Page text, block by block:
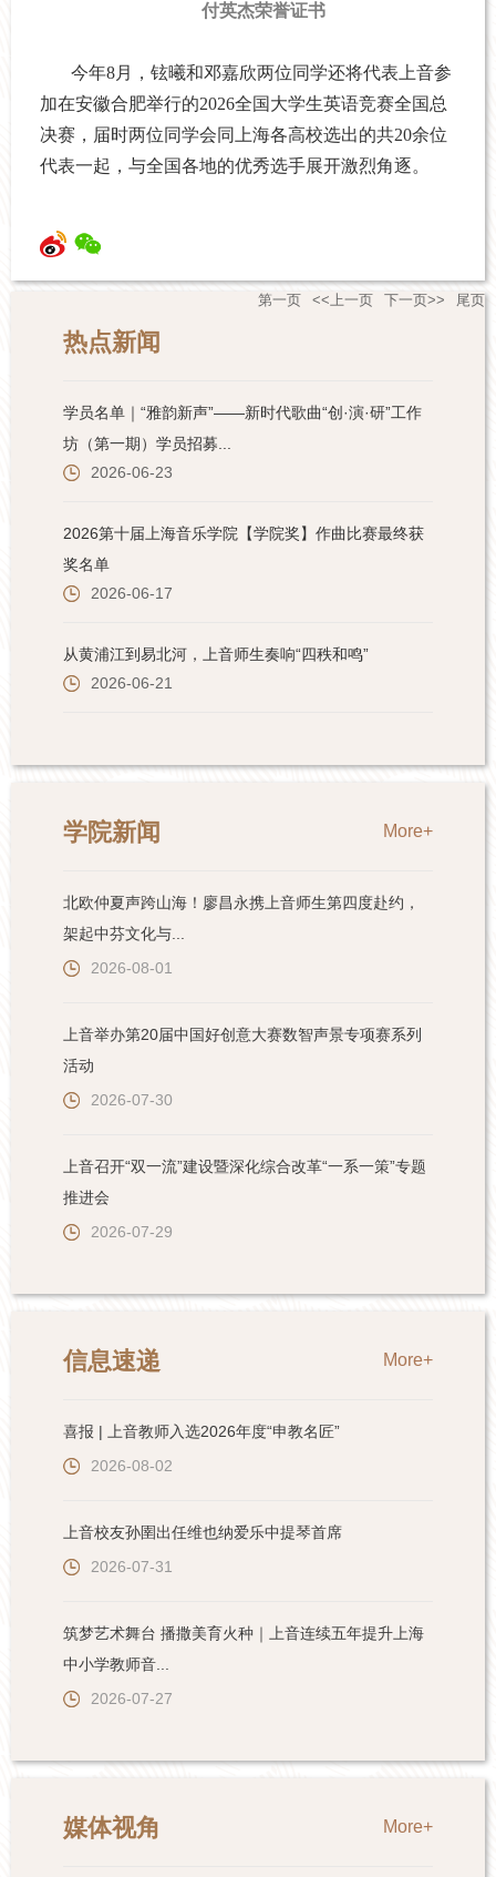
付英杰荣誉证书
今年8月，铉曦和邓嘉欣两位同学还将代表上音参
加在安徽合肥举行的2026全国大学生英语竞赛全国总
决赛，届时两位同学会同上海各高校选出的共20余位
代表一起，与全国各地的优秀选手展开激烈角逐。
第一页 <<上一页 下一页>> 尾页
热点新闻
学院新闻 More+
北欧仲夏声跨山海！廖昌永携上音师生第四度赴约，
架起中芬文化与...
2026-08-01
上音举办第20届中国好创意大赛数智声景专项赛系列
活动
2026-07-30
上音召开“双一流”建设暨深化综合改革“一系一策”专题
推进会
2026-07-29
信息速递 More+
喜报 | 上音教师入选2026年度“申教名匠”
2026-08-02
上音校友孙圉出任维也纳爱乐中提琴首席
2026-07-31
筑梦艺术舞台 播撒美育火种｜上音连续五年提升上海
中小学教师音...
2026-07-27
媒体视角 More+